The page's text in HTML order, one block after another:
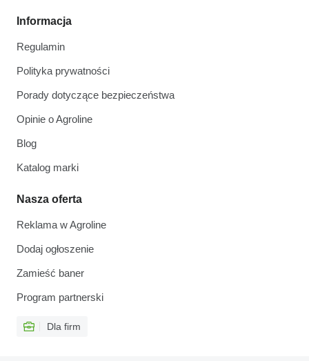
Informacja
Regulamin
Polityka prywatności
Porady dotyczące bezpieczeństwa
Opinie o Agroline
Blog
Katalog marki
Nasza oferta
Reklama w Agroline
Dodaj ogłoszenie
Zamieść baner
Program partnerski
Dla firm